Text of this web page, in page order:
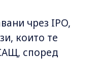
чрез IPO,
които те
според